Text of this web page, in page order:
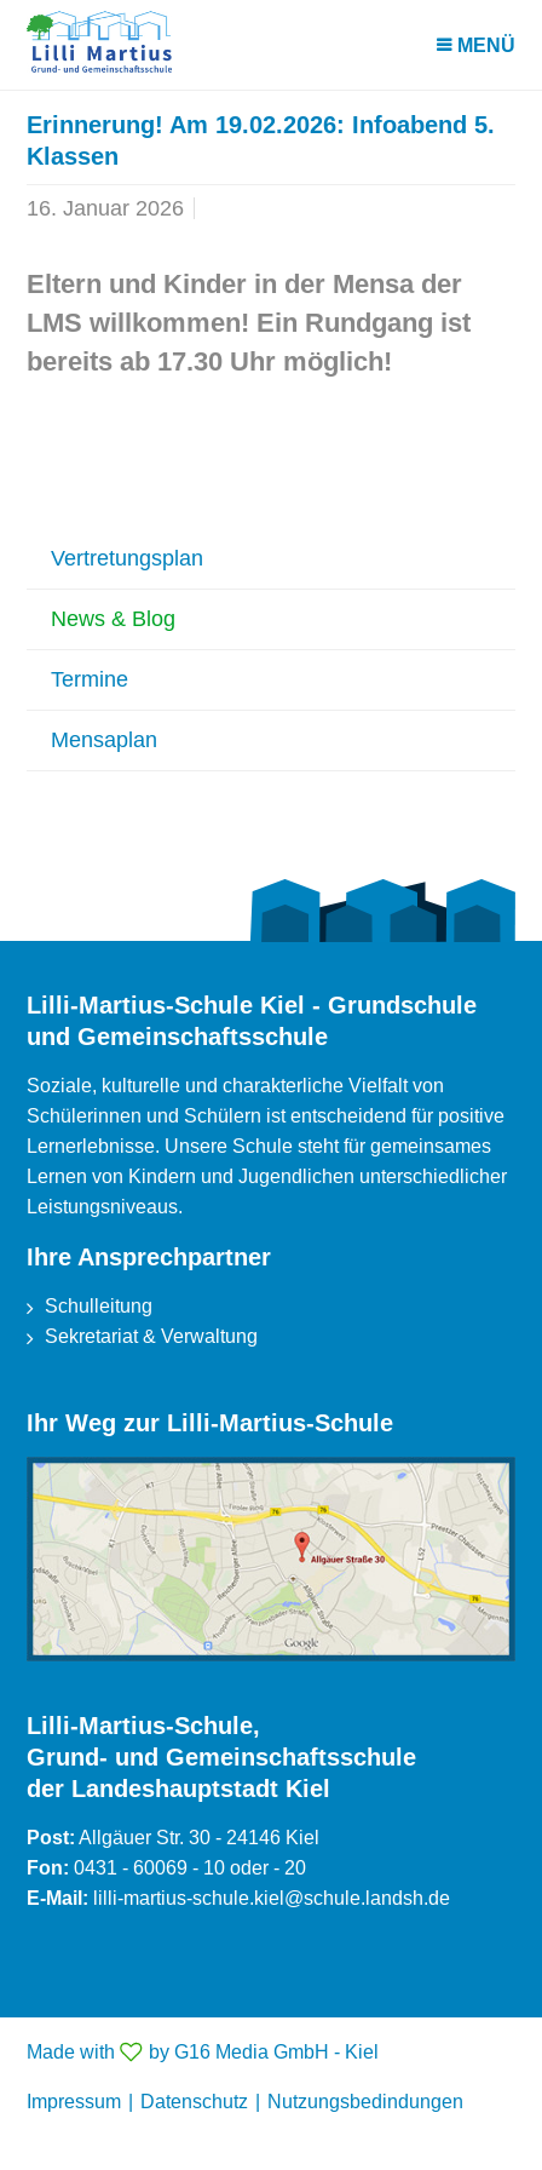
MENÜ
Erinnerung! Am 19.02.2026: Infoabend 5.
Klassen
16. Januar 2026
Eltern und Kinder in der Mensa der
LMS willkommen! Ein Rundgang ist
bereits ab 17.30 Uhr möglich!
Vertretungsplan
News & Blog
Termine
Mensaplan
Lilli-Martius-Schule Kiel - Grundschule
und Gemeinschaftsschule
Soziale, kulturelle und charakterliche Vielfalt von
Schülerinnen und Schülern ist entscheidend für positive
Lernerlebnisse. Unsere Schule steht für gemeinsames
Lernen von Kindern und Jugendlichen unterschiedlicher
Leistungsniveaus.
Ihre Ansprechpartner
Schulleitung
Sekretariat & Verwaltung
Ihr Weg zur Lilli-Martius-Schule
Lilli-Martius-Schule,
Grund- und Gemeinschaftsschule
der Landeshauptstadt Kiel
Post: Allgäuer Str. 30 - 24146 Kiel
Fon: 0431 - 60069 - 10 oder - 20
E-Mail: lilli-martius-schule.kiel@schule.landsh.de
Made with by G16 Media GmbH - Kiel
Impressum Datenschutz Nutzungsbedindungen